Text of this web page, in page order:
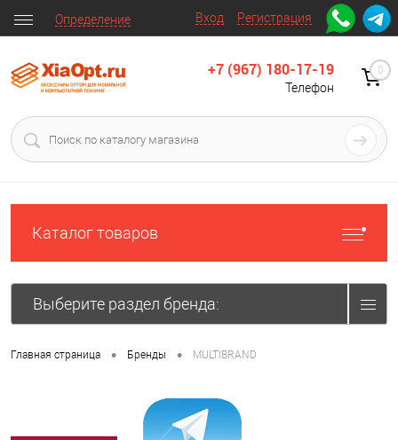
Вход Регистрация
Определение
+7 (967) 180-17-19
Телефон
0
Каталог товаров
Выберите раздел бренда:
Главная страница • Бренды • MULTIBRAND